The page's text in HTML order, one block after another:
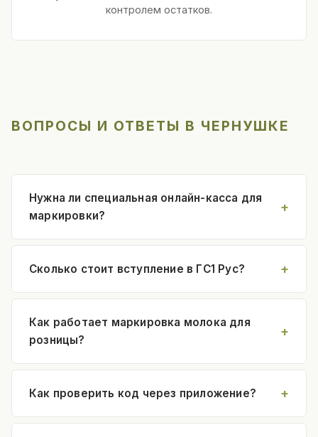
контролем остатков.
ВОПРОСЫ И ОТВЕТЫ В ЧЕРНУШКЕ
Нужна ли специальная онлайн-касса для
маркировки?
Сколько стоит вступление в ГС1 Рус?
Как работает маркировка молока для
розницы?
Как проверить код через приложение?